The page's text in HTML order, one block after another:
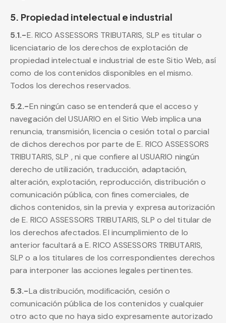
5. Propiedad intelectual e industrial
5.1.-E. RICO ASSESSORS TRIBUTARIS, SLP es titular o
licenciatario de los derechos de explotación de
propiedad intelectual e industrial de este Sitio Web, así
como de los contenidos disponibles en el mismo.
Todos los derechos reservados.
5.2.-En ningún caso se entenderá que el acceso y
navegación del USUARIO en el Sitio Web implica una
renuncia, transmisión, licencia o cesión total o parcial
de dichos derechos por parte de E. RICO ASSESSORS
TRIBUTARIS, SLP , ni que confiere al USUARIO ningún
derecho de utilización, traducción, adaptación,
alteración, explotación, reproducción, distribución o
comunicación pública, con fines comerciales, de
dichos contenidos, sin la previa y expresa autorización
de E. RICO ASSESSORS TRIBUTARIS, SLP o del titular de
los derechos afectados. El incumplimiento de lo
anterior facultará a E. RICO ASSESSORS TRIBUTARIS,
SLP o a los titulares de los correspondientes derechos
para interponer las acciones legales pertinentes.
5.3.-La distribución, modificación, cesión o
comunicación pública de los contenidos y cualquier
otro acto que no haya sido expresamente autorizado